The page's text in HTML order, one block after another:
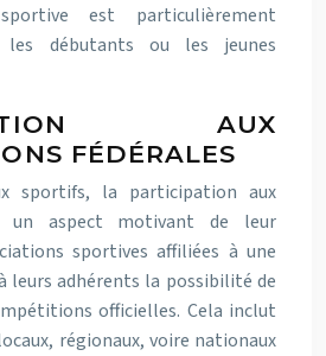
est particulièrement
les débutants ou les jeunes
AUX
FÉDÉRALES
sportifs, la participation aux
un aspect motivant de leur
sportives affiliées à une
leurs adhérents la possibilité de
officielles. Cela inclut
régionaux, voire nationaux